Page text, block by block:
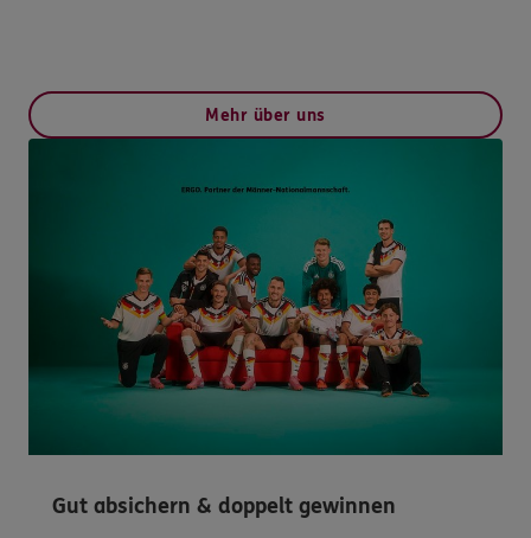
Mehr über uns
Gut absichern & doppelt gewinnen